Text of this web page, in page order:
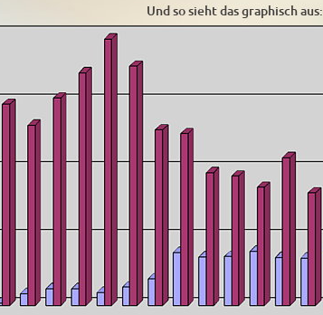
Und so sieht das graphisch aus: